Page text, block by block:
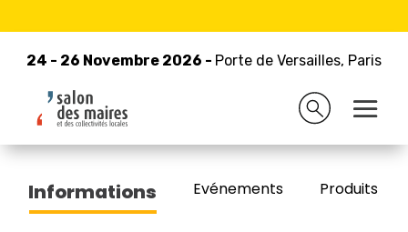
24 - 26 Novembre 2026 - Porte de Versailles, Paris
24 - 26 Novembre 2026 - Porte de Versailles, Paris
Retour à la liste des exposants
INTERFEL
Informations Evénements Produits/